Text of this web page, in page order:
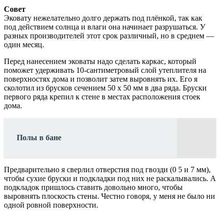
Совет
Эковату нежелательно долго держать под плёнкой, так как
под действием солнца и влаги она начинает разрушаться. У
разных производителей этот срок различный, но в среднем —
один месяц.
Перед нанесением эковаты надо сделать каркас, который
поможет удерживать 10-сантиметровый слой утеплителя на
поверхностях дома и позволит затем выровнять их. Его я
сколотил из брусков сечением 50 х 50 мм в два ряда. Бруски
первого ряда крепил к стене в местах расположения стоек
дома.
Полы в бане
Предварительно я сверлил отверстия под гвозди (0 5 и 7 мм),
чтобы сухие бруски и подкладки под них не раскалывались. А
подкладок пришлось ставить довольно много, чтобы
выровнять плоскость стены. Честно говоря, у меня не было ни
одной ровной поверхности.